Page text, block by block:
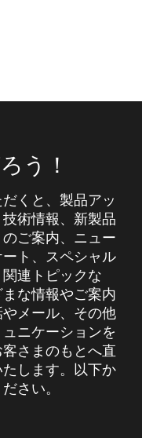
う！
くと、製品アッ
術情報、新製品
ご案内、ニュー
ート、スペシャル
連トピックな
まな情報やご案内
メール、その他
ニケーションを
さまのもとへ直
します。以下か
さい。